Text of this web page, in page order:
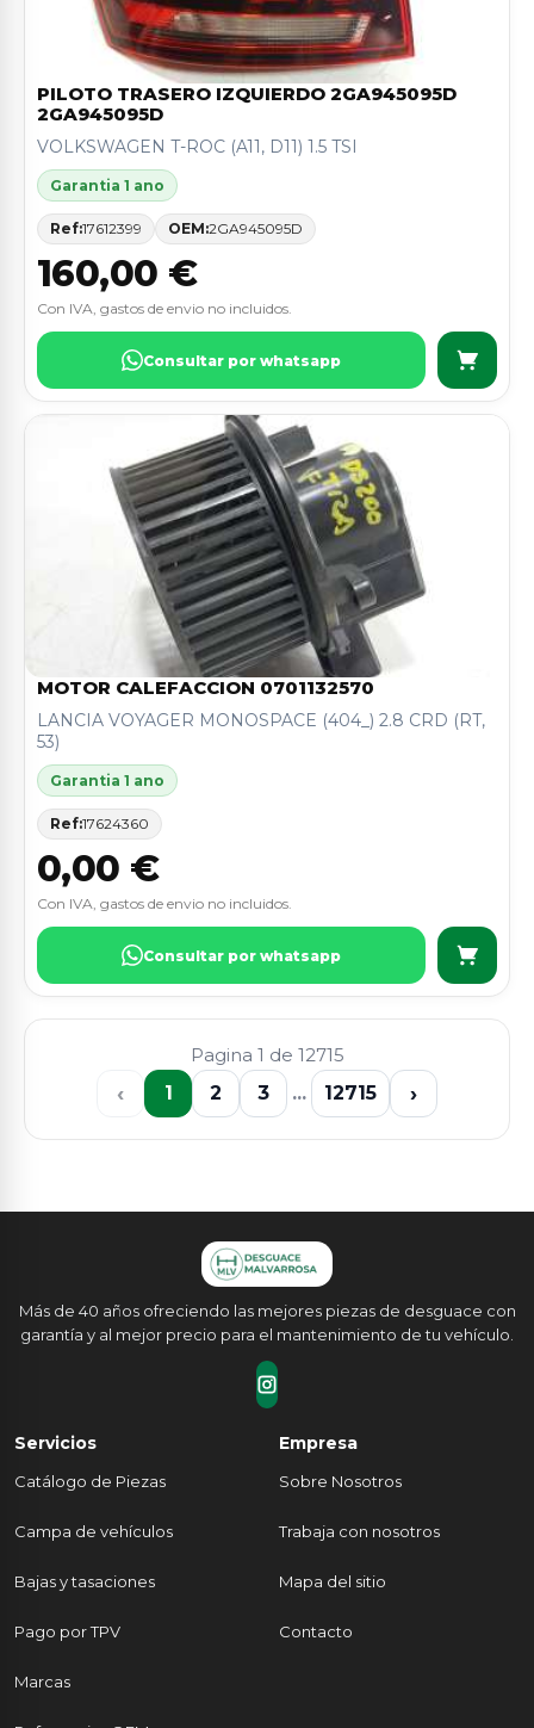
PILOTO TRASERO IZQUIERDO 2GA945095D
2GA945095D
VOLKSWAGEN T-ROC (A11, D11) 1.5 TSI
Garantia 1 ano
Ref:17612399 OEM:2GA945095D
160,00 €
Con IVA, gastos de envio no incluidos.
Consultar por whatsapp
MOTOR CALEFACCION 0701132570
LANCIA VOYAGER MONOSPACE (404_) 2.8 CRD (RT,
53)
Garantia 1 ano
Ref:17624360
0,00 €
Con IVA, gastos de envio no incluidos.
Consultar por whatsapp
Pagina 1 de 12715
‹ 1 2 3 ... 12715 ›
Más de 40 años ofreciendo las mejores piezas de desguace con
garantía y al mejor precio para el mantenimiento de tu vehículo.
Servicios
Catálogo de Piezas
Campa de vehículos
Bajas y tasaciones
Pago por TPV
Marcas
Empresa
Sobre Nosotros
Trabaja con nosotros
Mapa del sitio
Contacto